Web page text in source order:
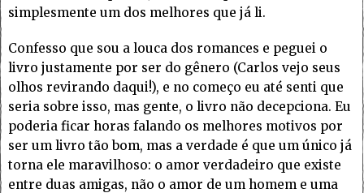
simplesmente um dos melhores que já li.
Confesso que sou a louca dos romances e peguei o
livro justamente por ser do gênero (Carlos vejo seus
olhos revirando daqui!), e no começo eu até senti que
seria sobre isso, mas gente, o livro não decepciona. Eu
poderia ficar horas falando os melhores motivos por
ser um livro tão bom, mas a verdade é que um único já
torna ele maravilhoso: o amor verdadeiro que existe
entre duas amigas, não o amor de um homem e uma